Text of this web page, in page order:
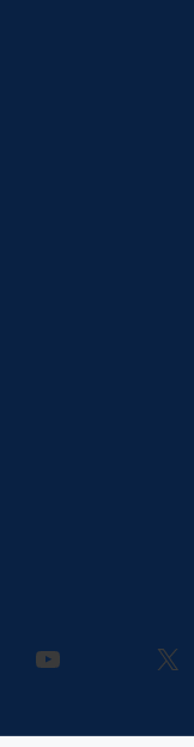
youtube X